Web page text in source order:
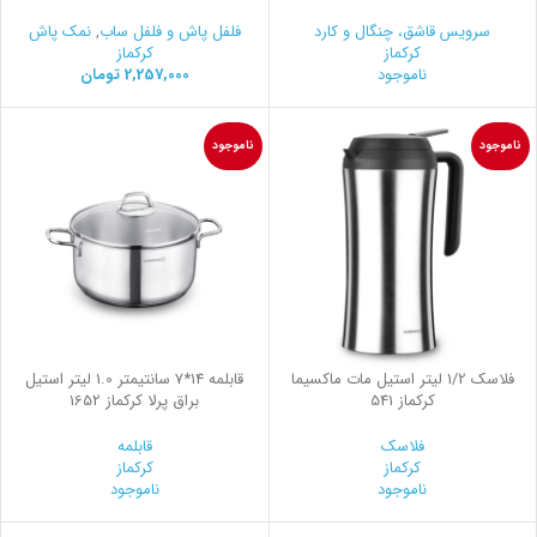
سرویس قاشق، چنگال و کارد
کرکماز
ناموجود
فلفل پاش و فلفل ساب,نمک پاش
کرکماز
2,257,000 تومان
ناموجود
فلاسك 1/2 ليتر استيل مات ماكسيما
کرکماز 541
فلاسک
کرکماز
ناموجود
ناموجود
قابلمه 14*7 سانتیمتر 1.0 لیتر استیل
براق پرلا کرکماز 1652
قابلمه
کرکماز
ناموجود